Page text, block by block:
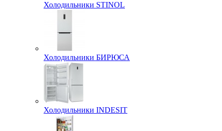
Холодильники STINOL
Холодильники БИРЮСА
Холодильники INDESIT